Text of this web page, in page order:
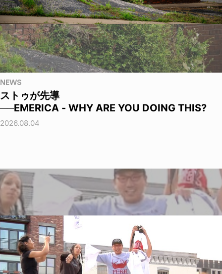
NEWS
ストゥが先導
──EMERICA - WHY ARE YOU DOING THIS?
2026.08.04